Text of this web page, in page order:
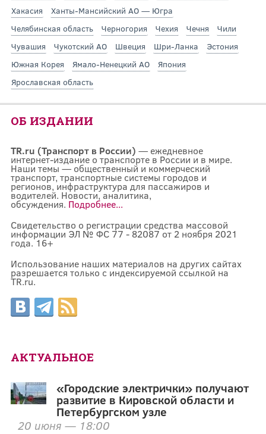
Хакасия
Ханты-Мансийский АО — Югра
Челябинская область
Черногория Чехия Чечня
Чили
Чувашия
Чукотский АО Швеция Шри-Ланка
Эстония
Южная Корея
Ямало-Ненецкий АО
Япония
Ярославская область
ОБ ИЗДАНИИ
TR.ru (Транспорт в России) — ежедневное
интернет-издание о транспорте в России и в мире.
Наши темы — общественный и коммерческий
транспорт, транспортные системы городов и
регионов, инфраструктура для пассажиров и
водителей. Новости, аналитика,
обсуждения. Подробнее...
Свидетельство о регистрации средства массовой
информации ЭЛ № ФС 77 - 82087 от 2 ноября 2021
года. 16+
Использование наших материалов на других сайтах
разрешается только с индексируемой ссылкой на
TR.ru.
АКТУАЛЬНОЕ
«Городские электрички» получают
развитие в Кировской области и
Петербургском узле
20 июня — 18:00